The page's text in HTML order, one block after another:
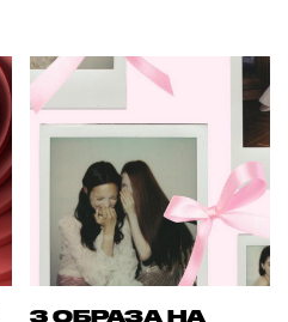
3 ОБРАЗА НА